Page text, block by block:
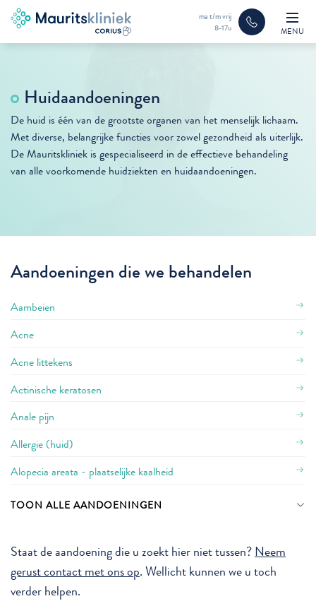
ma t/m vrij
8-17u
MENU
Huidaandoeningen
De huid is één van de grootste organen van het menselijk lichaam.
Met diverse, belangrijke functies voor zowel gezondheid als uiterlijk.
De Mauritskliniek is gespecialiseerd in de effectieve behandeling
van alle voorkomende huidziekten en huidaandoeningen.
Aandoeningen die we behandelen
Aambeien
Acne
Acne littekens
Actinische keratosen
Anale pijn
Allergie (huid)
Alopecia areata - plaatselijke kaalheid
TOON ALLE AANDOENINGEN
Staat de aandoening die u zoekt hier niet tussen?Neem
gerust contact met ons op. Wellicht kunnen we u toch
verder helpen.